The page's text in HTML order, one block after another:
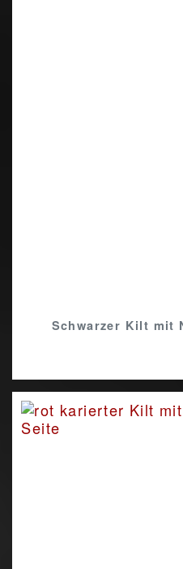
Schwarzer Kilt mit